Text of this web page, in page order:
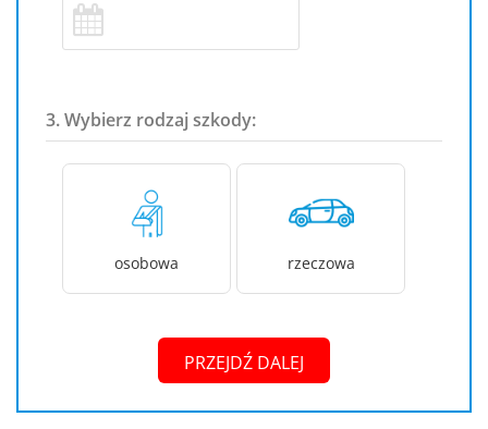
3. Wybierz rodzaj szkody:
osobowa rzeczowa
PRZEJDŹ DALEJ